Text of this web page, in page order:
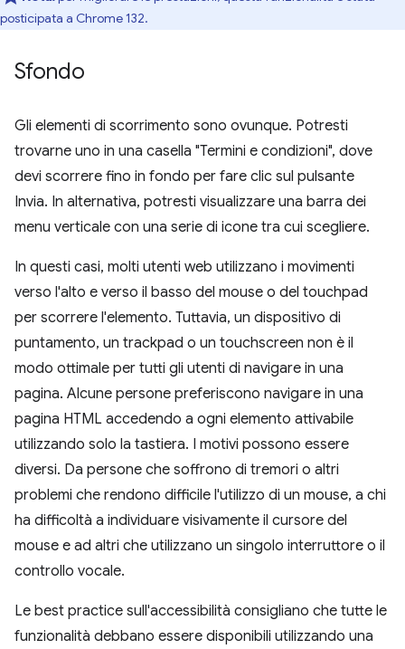
posticipata a Chrome 132.
Sfondo
Gli elementi di scorrimento sono ovunque. Potresti
trovarne uno in una casella "Termini e condizioni", dove
devi scorrere fino in fondo per fare clic sul pulsante
Invia. In alternativa, potresti visualizzare una barra dei
menu verticale con una serie di icone tra cui scegliere.
In questi casi, molti utenti web utilizzano i movimenti
verso l'alto e verso il basso del mouse o del touchpad
per scorrere l'elemento. Tuttavia, un dispositivo di
puntamento, un trackpad o un touchscreen non è il
modo ottimale per tutti gli utenti di navigare in una
pagina. Alcune persone preferiscono navigare in una
pagina HTML accedendo a ogni elemento attivabile
utilizzando solo la tastiera. I motivi possono essere
diversi. Da persone che soffrono di tremori o altri
problemi che rendono difficile l'utilizzo di un mouse, a chi
ha difficoltà a individuare visivamente il cursore del
mouse e ad altri che utilizzano un singolo interruttore o il
controllo vocale.
Le best practice sull'accessibilità consigliano che tutte le
funzionalità debbano essere disponibili utilizzando una